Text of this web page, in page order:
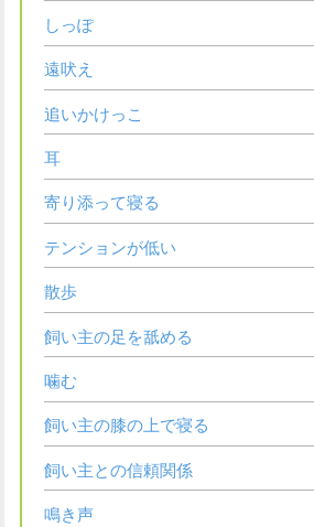
しっぽ
遠吠え
追いかけっこ
耳
寄り添って寝る
テンションが低い
散歩
飼い主の足を舐める
噛む
飼い主の膝の上で寝る
飼い主との信頼関係
鳴き声